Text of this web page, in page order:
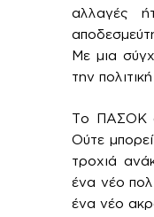
αλλαγές
Με μια
την
Το ΠΑΣΟΚ
Ούτε
τροχιά
ένα νέο
ένα νέο